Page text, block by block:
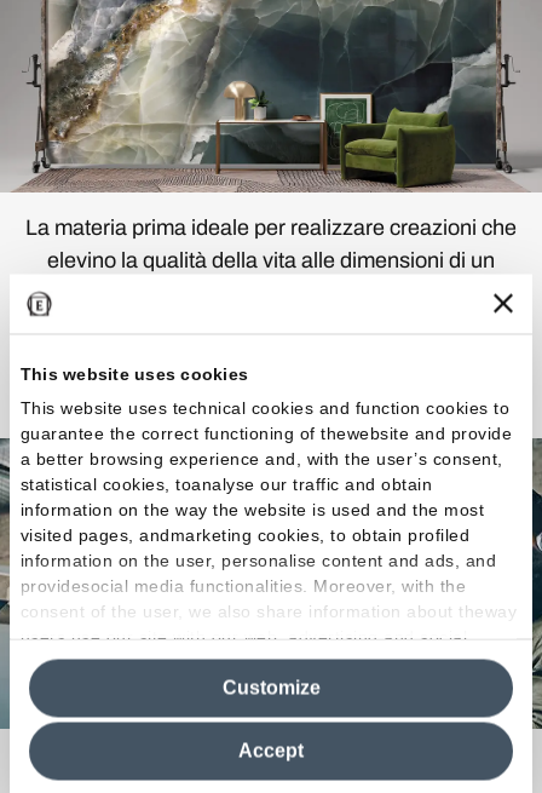
This website uses cookies
This website uses technical cookies and function cookies to
guarantee the correct functioning of thewebsite and provide
a better browsing experience and, with the user’s consent,
statistical cookies, toanalyse our traffic and obtain
information on the way the website is used and the most
visited pages, andmarketing cookies, to obtain profiled
information on the user, personalise content and ads, and
providesocial media functionalities. Moreover, with the
consent of the user, we also share information about theway
users use our site with our web, advertising and social
media analytics partners, who may combine itwith other
information in their possession. By closing this banner,
clicking on "Reject", it will be possible tocontinue browsing
the site after installing only technical cookies. For more
information see the
Cookie Policy
Accept
Customize
La materia prima ideale per realizzare creazioni che
elevino la qualità della vita alle dimensioni di un
Scopri la Collezione
Cerchi un Rivenditore?